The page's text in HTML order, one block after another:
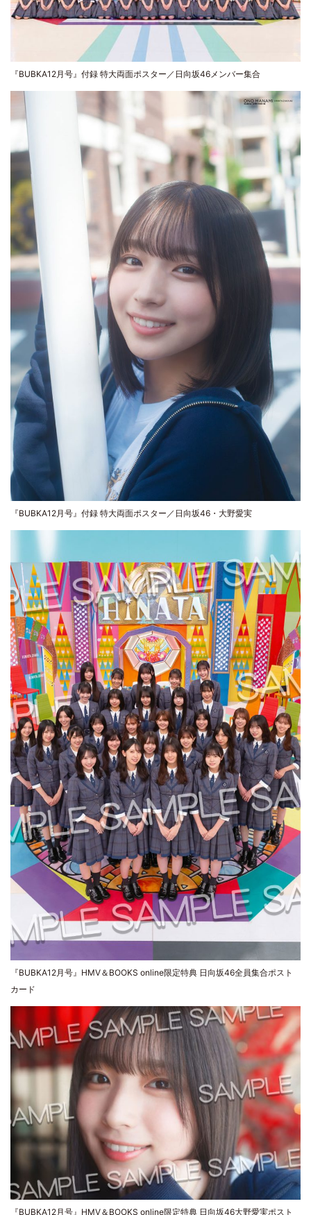
『BUBKA12月号』付録 特大両面ポスター／日向坂46メンバー集合
『BUBKA12月号』付録 特大両面ポスター／日向坂46・大野愛実
『BUBKA12月号』HMV＆BOOKS online限定特典 日向坂46全員集合ポスト
カード
『BUBKA12月号』HMV＆BOOKS online限定特典 日向坂46大野愛実ポスト